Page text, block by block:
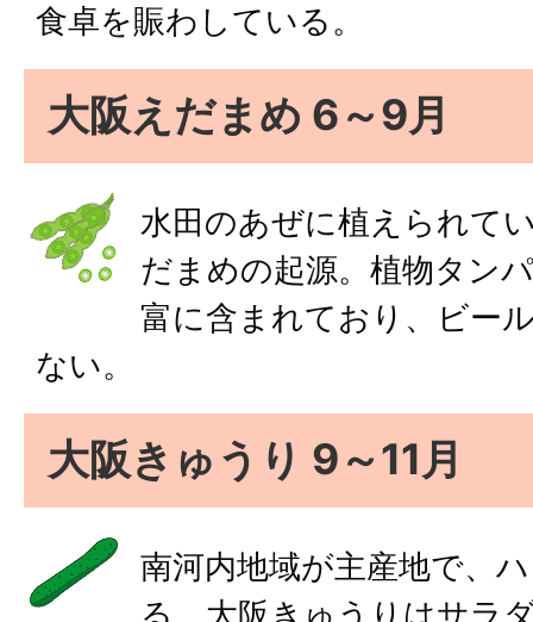
食卓を賑わしている。
大阪えだまめ 6～9月
水田のあぜに植えられて
だまめの起源。植物タン
富に含まれており、ビー
ない。
大阪きゅうり 9～11月
南河内地域が主産地で、